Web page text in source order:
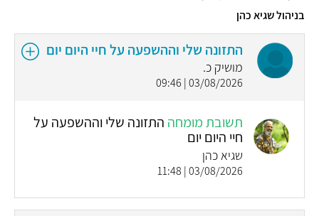
בניהול שגיא כהן
התזונה שלי וההשפעה על חיי היום יום
מושיק כ.
03/08/2026 | 09:46
תשובת מומחה התזונה שלי וההשפעה על
חיי היום יום
שגיא כהן
03/08/2026 | 11:48